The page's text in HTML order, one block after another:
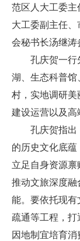
范区人大工委主
大工委副主任
会秘书长汤继涛
孔庆贺一行
湖、生态科普
村，实地调研
建设运营以及高
孔庆贺指出
的历史文化底
立足自身资源禀
推动文旅深度融
能。要依托现有
疏通等工程，打
因地制宜培育消